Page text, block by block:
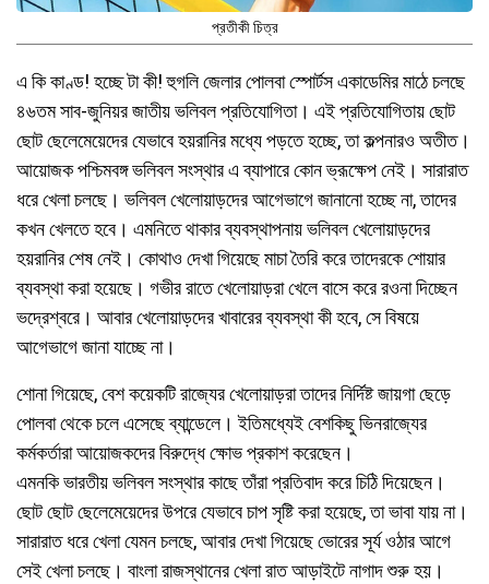
প্রতীকী চিত্র
এ কি কাণ্ড! হচ্ছে টা কী! হুগলি জেলার পোলবা স্পোর্টস একাডেমির মাঠে চলছে
৪৬তম সাব-জুনিয়র জাতীয় ভলিবল প্রতিযোগিতা। এই প্রতিযোগিতায় ছোট
ছোট ছেলেমেয়েদের যেভাবে হয়রানির মধ্যে পড়তে হচ্ছে, তা কল্পনারও অতীত।
আয়োজক পশ্চিমবঙ্গ ভলিবল সংস্থার এ ব্যাপারে কোন ভ্রূক্ষেপ নেই। সারারাত
ধরে খেলা চলছে। ভলিবল খেলোয়াড়দের আগেভাগে জানানো হচ্ছে না, তাদের
কখন খেলতে হবে। এমনিতে থাকার ব্যবস্থাপনায় ভলিবল খেলোয়াড়দের
হয়রানির শেষ নেই। কোথাও দেখা গিয়েছে মাচা তৈরি করে তাদেরকে শোয়ার
ব্যবস্থা করা হয়েছে। গভীর রাতে খেলোয়াড়রা খেলে বাসে করে রওনা দিচ্ছেন
ভদ্রেশ্বরে। আবার খেলোয়াড়দের খাবারের ব্যবস্থা কী হবে, সে বিষয়ে
আগেভাগে জানা যাচ্ছে না।
শোনা গিয়েছে, বেশ কয়েকটি রাজ্যের খেলোয়াড়রা তাদের নির্দিষ্ট জায়গা ছেড়ে
পোলবা থেকে চলে এসেছে ব্যান্ডেলে। ইতিমধ্যেই বেশকিছু ভিনরাজ্যের
কর্মকর্তারা আয়োজকদের বিরুদ্ধে ক্ষোভ প্রকাশ করেছেন।
এমনকি ভারতীয় ভলিবল সংস্থার কাছে তাঁরা প্রতিবাদ করে চিঠি দিয়েছেন।
ছোট ছোট ছেলেমেয়েদের উপরে যেভাবে চাপ সৃষ্টি করা হয়েছে, তা ভাবা যায় না।
সারারাত ধরে খেলা যেমন চলছে, আবার দেখা গিয়েছে ভোরের সূর্য ওঠার আগে
সেই খেলা চলছে। বাংলা রাজস্থানের খেলা রাত আড়াইটে নাগাদ শুরু হয়।